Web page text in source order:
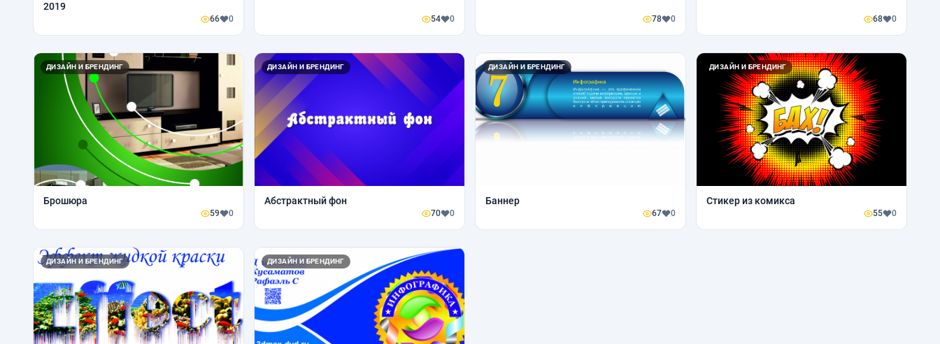
2019
66 0 54 0 78 0 68 0
ДИЗАЙН И БРЕНДИНГ
Брошюра
59 0
ДИЗАЙН И БРЕНДИНГ
Абстрактный фон
70 0
ДИЗАЙН И БРЕНДИНГ
Баннер
67 0
ДИЗАЙН И БРЕНДИНГ
Стикер из комикса
55 0
ДИЗАЙН И БРЕНДИНГ ДИЗАЙН И БРЕНДИНГ